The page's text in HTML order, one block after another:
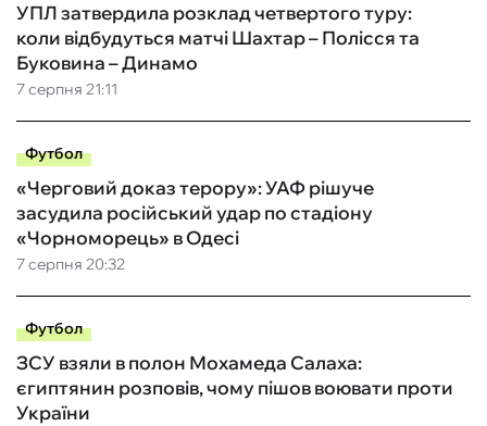
7 серпня 21:11
УПЛ затвердила розклад четвертого туру:
коли відбудуться матчі Шахтар – Полісся та
Буковина – Динамо
Футбол
7 серпня 20:32
«Черговий доказ терору»: УАФ рішуче
засудила російський удар по стадіону
«Чорноморець» в Одесі
Футбол
ЗСУ взяли в полон Мохамеда Салаха:
єгиптянин розповів, чому пішов воювати проти
України